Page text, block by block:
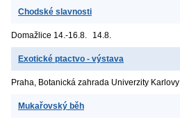
Chodské slavnosti
Domažlice 14.-16.8. 14.8.
Exotické ptactvo - výstava
Praha, Botanická zahrada Univerzity Karlovy
Mukařovský běh